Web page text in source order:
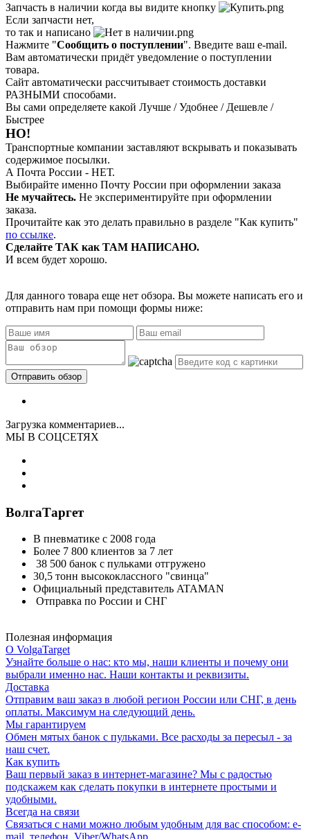
Запчасть в наличии когда вы видите кнопку
Если запчасти нет,
то так и написано
Нажмите "Сообщить о поступлении". Введите ваш e-mail.
Вам автоматически придёт уведомление о поступлении
товара.
Сайт автоматически рассчитывает стоимость доставки
РАЗНЫМИ способами.
Вы сами определяете какой Лучше / Удобнее / Дешевле /
Быстрее
НО!
Транспортные компании заставляют вскрывать и показывать
содержимое посылки.
А Почта России - НЕТ.
Выбирайте именно Почту России при оформлении заказа
Не мучайтесь. Не экспериментируйте при оформлении
заказа.
Прочитайте как это делать правильно в разделе "Как купить"
по ссылке.
Сделайте ТАК как ТАМ НАПИСАНО.
И всем будет хорошо.
Для данного товара еще нет обзора. Вы можете написать его и
отправить нам при помощи формы ниже:
Загрузка комментариев...
МЫ В СОЦСЕТЯХ
ВолгаТаргет
В пневматике с 2008 года
Более 7 800 клиентов за 7 лет
38 500 банок с пульками отгружено
30,5 тонн высококлассного "свинца"
Официальный представитель ATAMAN
Отправка по России и СНГ
Полезная информация
О VolgaTarget
Узнайте больше о нас: кто мы, наши клиенты и почему они
выбрали именно нас. Наши контакты и реквизиты.
Доставка
Отправим ваш заказ в любой регион России или СНГ, в день
оплаты. Максимум на следующий день.
Мы гарантируем
Обмен мятых банок с пульками. Все расходы за пересыл - за
наш счет.
Как купить
Ваш первый заказ в интернет-магазине? Мы с радостью
подскажем как сделать покупки в интернете простыми и
удобными.
Всегда на связи
Связаться с нами можно любым удобным для вас способом: e-